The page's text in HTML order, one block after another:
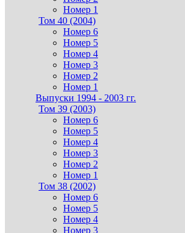
Номер 1
Том 40 (2004)
Номер 6
Номер 5
Номер 4
Номер 3
Номер 2
Номер 1
Выпуски 1994 - 2003 гг.
Том 39 (2003)
Номер 6
Номер 5
Номер 4
Номер 3
Номер 2
Номер 1
Том 38 (2002)
Номер 6
Номер 5
Номер 4
Номер 3